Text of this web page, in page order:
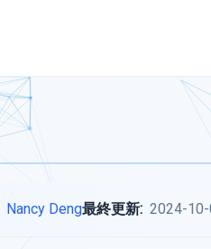
Nancy Deng最終更新: 2024-10-